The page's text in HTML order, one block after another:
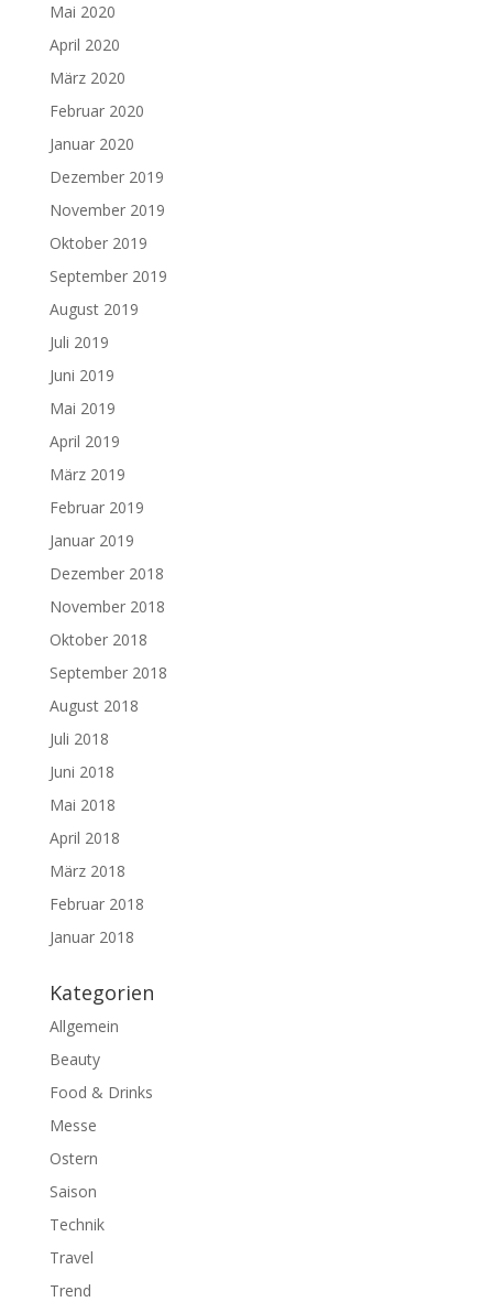
Mai 2020
April 2020
März 2020
Februar 2020
Januar 2020
Dezember 2019
November 2019
Oktober 2019
September 2019
August 2019
Juli 2019
Juni 2019
Mai 2019
April 2019
März 2019
Februar 2019
Januar 2019
Dezember 2018
November 2018
Oktober 2018
September 2018
August 2018
Juli 2018
Juni 2018
Mai 2018
April 2018
März 2018
Februar 2018
Januar 2018
Kategorien
Allgemein
Beauty
Food & Drinks
Messe
Ostern
Saison
Technik
Travel
Trend